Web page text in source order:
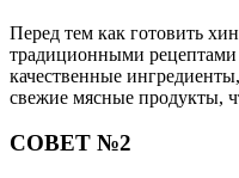
Перед тем как готовить
традиционными рецептами
качественные
свежие мясные продукты,
СОВЕТ №2